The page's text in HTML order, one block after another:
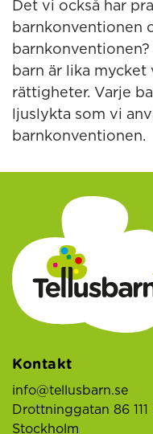
Det vi också har
barnkonventionen
barn är lika mycket
rättigheter. Varje
ljuslykta som vi
barnkonventionen.
Kontakt
info@tellusbarn.se
Drottninggatan 86 111
Stockholm